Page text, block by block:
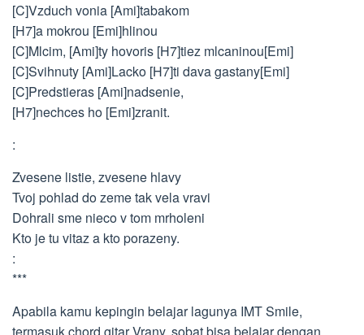
[C]Vzduch vonia [Ami]tabakom
[H7]a mokrou [Emi]hlinou
[C]Mlcim, [Ami]ty hovoris [H7]tiez mlcaninou[Emi]
[C]Svihnuty [Ami]Lacko [H7]ti dava gastany[Emi]
[C]Predstieras [Ami]nadsenie,
[H7]nechces ho [Emi]zranit.
:
Zvesene listie, zvesene hlavy
Tvoj pohlad do zeme tak vela vravi
Dohrali sme nieco v tom mrholeni
Kto je tu vitaz a kto porazeny.
:
***
Apabila kamu kepingin belajar lagunya IMT Smile,